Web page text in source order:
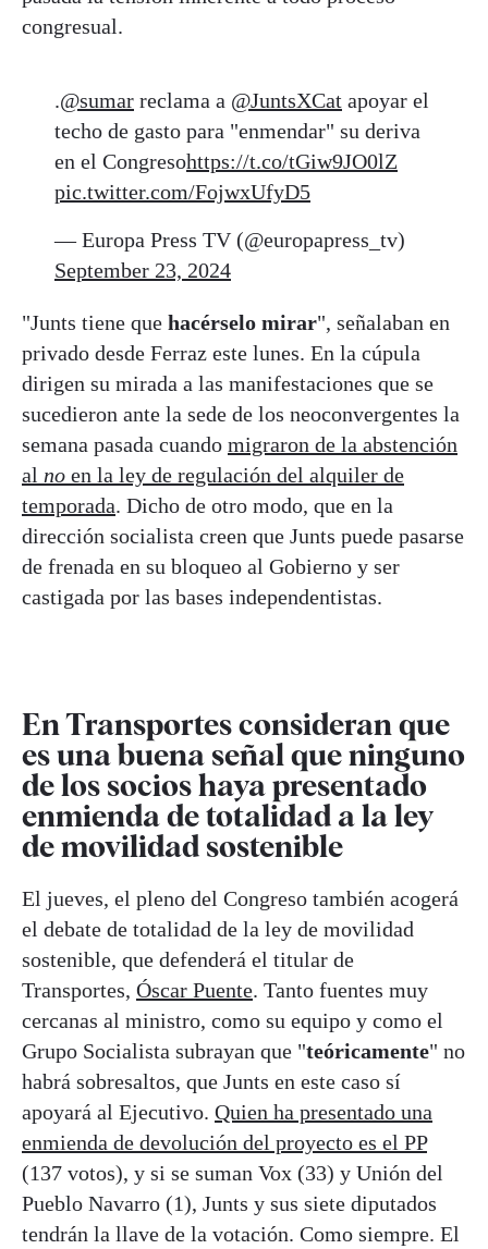
congresual.
.@sumar reclama a @JuntsXCat apoyar el
techo de gasto para "enmendar" su deriva
en el Congresohttps://t.co/tGiw9JO0lZ
pic.twitter.com/FojwxUfyD5
— Europa Press TV (@europapress_tv)
September 23, 2024
"Junts tiene que hacérselo mirar", señalaban en
privado desde Ferraz este lunes. En la cúpula
dirigen su mirada a las manifestaciones que se
sucedieron ante la sede de los neoconvergentes la
semana pasada cuando migraron de la abstención
al no en la ley de regulación del alquiler de
temporada. Dicho de otro modo, que en la
dirección socialista creen que Junts puede pasarse
de frenada en su bloqueo al Gobierno y ser
castigada por las bases independentistas.
En Transportes consideran que
es una buena señal que ninguno
de los socios haya presentado
enmienda de totalidad a la ley
de movilidad sostenible
El jueves, el pleno del Congreso también acogerá
el debate de totalidad de la ley de movilidad
sostenible, que defenderá el titular de
Transportes, Óscar Puente. Tanto fuentes muy
cercanas al ministro, como su equipo y como el
Grupo Socialista subrayan que "teóricamente" no
habrá sobresaltos, que Junts en este caso sí
apoyará al Ejecutivo. Quien ha presentado una
enmienda de devolución del proyecto es el PP
(137 votos), y si se suman Vox (33) y Unión del
Pueblo Navarro (1), Junts y sus siete diputados
tendrán la llave de la votación. Como siempre. El